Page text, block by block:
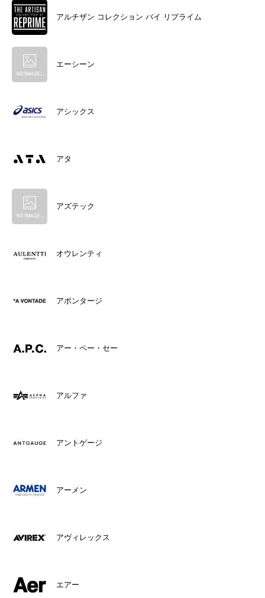
アルチザン コレクション バイ リプライム
エーシーン
アシックス
アタ
アズテック
オウレンティ
アボンタージ
アー・ペー・セー
アルファ
アントゲージ
アーメン
アヴィレックス
エアー